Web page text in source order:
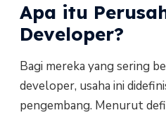
Apa itu
Developer?
Bagi mereka yang sering
developer, usaha ini
pengembang. Menurut